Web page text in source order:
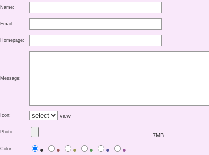
Name:
Email:
Homepage:
Message:
Icon: view
Photo:
7MB
Color: ● ● ● ● ● ●